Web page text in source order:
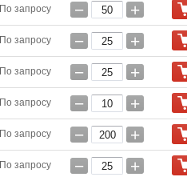
По запросу − +
По запросу − +
По запросу − +
По запросу − +
По запросу − +
По запросу − +